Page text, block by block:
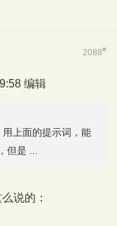
2088#
编辑
上面的提示词，能
但是 ...
说的：